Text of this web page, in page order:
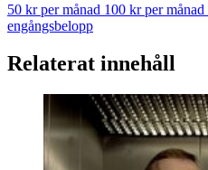
50 kr per månad 100 kr per månad
engångsbelopp
Relaterat innehåll